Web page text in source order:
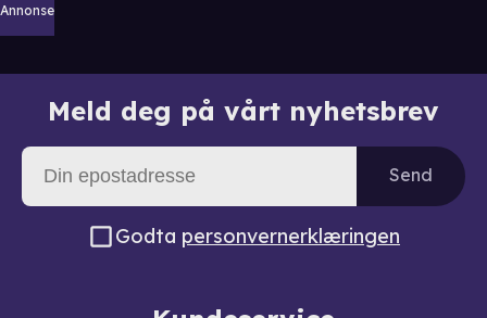
Annonse
Meld deg på vårt nyhetsbrev
Send
Godta personvernerklæringen